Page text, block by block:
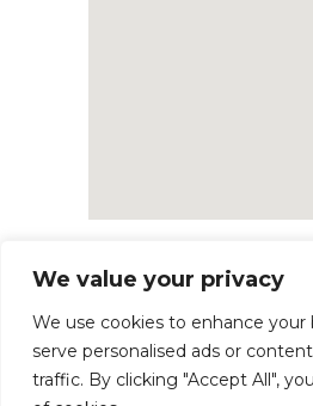
We value your privacy
We use cookies to enhance your
serve personalised ads or
traffic. By clicking "Accept All",